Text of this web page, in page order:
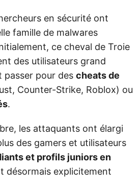
en sécurité ont
famille de malwares
ce cheval de Troie
des utilisateurs grand
passer pour des cheats de
Counter-Strike, Roblox) ou
.
les attaquants ont élargi
des gamers et utilisateurs
et profils juniors en
désormais explicitement